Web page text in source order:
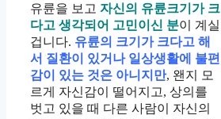
유륜을 보고 자신의 유륜크기가 크
다고 생각되어 고민이신 분이 계실
겁니다. 유륜의 크기가 크다고 해
서 질환이 있거나 일상생활에 불편
감이 있는 것은 아니지만, 왠지 모
르게 자신감이 떨어지고, 상의를
벗고 있을 때 다른 사람이 자신의